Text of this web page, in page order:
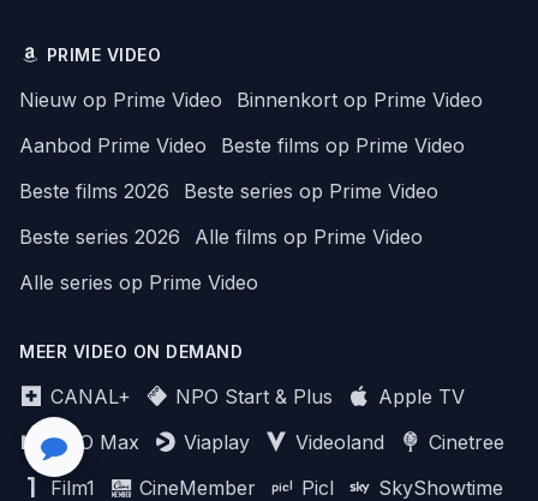
PRIME VIDEO
Nieuw op Prime Video
Binnenkort op Prime Video
Aanbod Prime Video
Beste films op Prime Video
Beste films 2026
Beste series op Prime Video
Beste series 2026
Alle films op Prime Video
Alle series op Prime Video
MEER VIDEO ON DEMAND
CANAL+ NPO Start & Plus
Apple TV
HBO Max
Viaplay Videoland
Cinetree
Film1
CineMember Picl SkyShowtime